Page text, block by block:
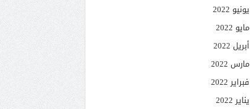
يونيو 2022
مايو 2022
أبريل 2022
مارس 2022
فبراير 2022
يناير 2022